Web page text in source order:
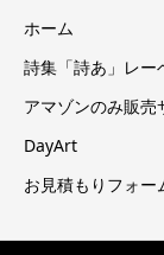
ホーム
詩集「詩あ」レー
アマゾンのみ販売
DayArt
お見積もりフォー